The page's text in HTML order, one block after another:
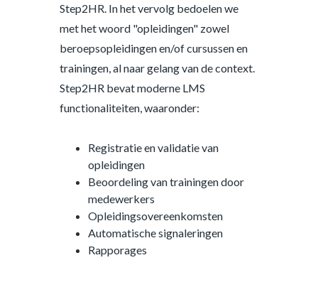
Step2HR. In het vervolg bedoelen we
met het woord "opleidingen" zowel
beroepsopleidingen en/of cursussen en
trainingen, al naar gelang van de context.
Step2HR bevat moderne LMS
functionaliteiten, waaronder:
Registratie en validatie van
opleidingen
Beoordeling van trainingen door
medewerkers
Opleidingsovereenkomsten
Automatische signaleringen
Rapporages